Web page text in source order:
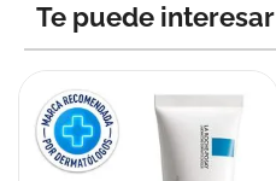
Te puede interesar